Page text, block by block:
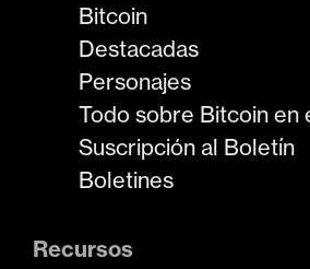
Bitcoin
Destacadas
Personajes
Todo sobre Bitcoin en
Suscripción al Boletín
Boletines
Recursos